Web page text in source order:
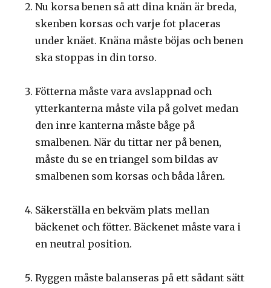
Nu korsa benen så att dina knän är breda,
skenben korsas och varje fot placeras
under knäet. Knäna måste böjas och benen
ska stoppas in din torso.
Fötterna måste vara avslappnad och
ytterkanterna måste vila på golvet medan
den inre kanterna måste båge på
smalbenen. När du tittar ner på benen,
måste du se en triangel som bildas av
smalbenen som korsas och båda låren.
Säkerställa en bekväm plats mellan
bäckenet och fötter. Bäckenet måste vara i
en neutral position.
Ryggen måste balanseras på ett sådant sätt